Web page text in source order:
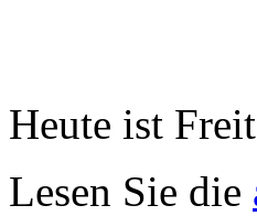
Heute ist
Lesen Sie die